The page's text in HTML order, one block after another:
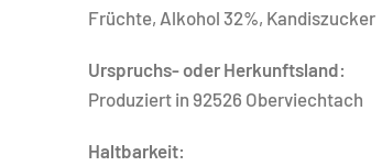
Früchte, Alkohol 32%, Kandiszucker
Urspruchs- oder Herkunftsland:
Produziert in 92526 Oberviechtach
Haltbarkeit: